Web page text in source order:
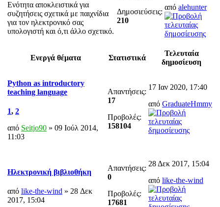
Ενότητα αποκλειστικά για
συζητήσεις σχετικά με παιχνίδια
για τον ηλεκτρονικό σας
υπολογιστή και ό,τι άλλο σχετικό.
Δημοσιεύσεις:
210
από alehunter
Ενεργά θέματα Στατιστικά
Τελευταία
δημοσίευση
Python as introductory
teaching language
1, 2
από Seitjo90 » 09 Ιούλ 2014,
11:03
Απαντήσεις:
17
Προβολές:
158104
17 Ιαν 2020, 17:40
από GraduateHmmy
Ηλεκτρονική βιβλιοθήκη
από like-the-wind » 28 Δεκ
2017, 15:04
Απαντήσεις:
0
Προβολές:
17681
28 Δεκ 2017, 15:04
από like-the-wind